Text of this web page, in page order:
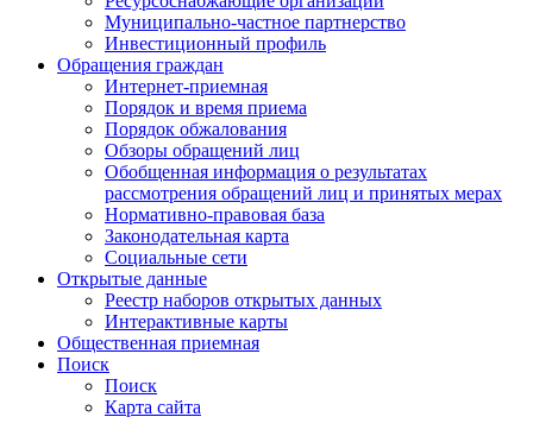
Муниципально-частное партнерство
Инвестиционный профиль
Обращения граждан
Интернет-приемная
Порядок и время приема
Порядок обжалования
Обзоры обращений лиц
Обобщенная информация о результатах
рассмотрения обращений лиц и принятых мерах
Нормативно-правовая база
Законодательная карта
Социальные сети
Открытые данные
Реестр наборов открытых данных
Интерактивные карты
Общественная приемная
Поиск
Поиск
Карта сайта